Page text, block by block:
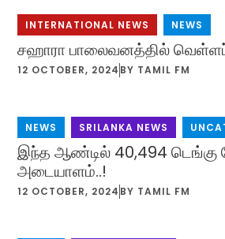
INTERNATIONAL NEWS NEWS
சஹாரா பாலைவனத்தில்
12 OCTOBER, 2024 BY TAMIL FM
NEWS SRILANKA NEWS
இந்த ஆண்டில் 40,494
அடையாளம்..!
12 OCTOBER, 2024 BY TAMIL FM